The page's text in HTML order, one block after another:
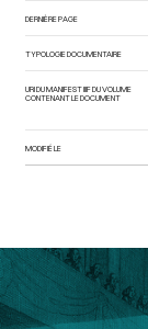
DERNIÈRE PAGE
TYPOLOGIE DOCUMENTAIRE
URI DU MANIFEST IIIF DU VOLUME
CONTENANT LE DOCUMENT
MODIFIÉ LE